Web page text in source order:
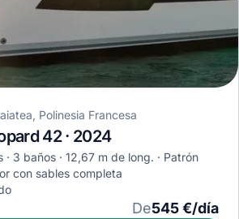
Polinesia Francesa
42 · 2024
3 baños 12,67 m de long.
Patrón
con sables completa
De545 €/día